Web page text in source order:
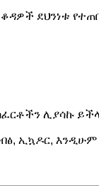
ደህንነቱ
ሊያሳኩ
ኢኳዶር, እንዲሁም